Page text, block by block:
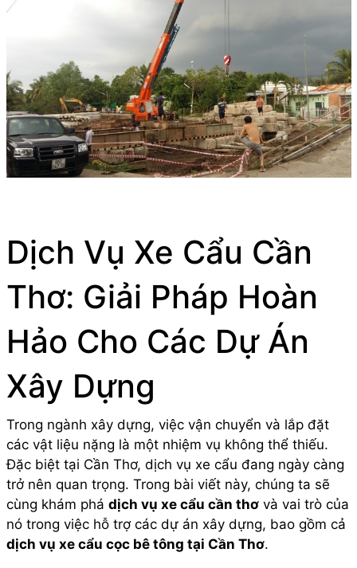
Dịch Vụ Xe Cẩu Cần
Thơ: Giải Pháp Hoàn
Hảo Cho Các Dự Án
Xây Dựng
Trong ngành xây dựng, việc vận chuyển và lắp đặt
các vật liệu nặng là một nhiệm vụ không thể thiếu.
Đặc biệt tại Cần Thơ, dịch vụ xe cẩu đang ngày càng
trở nên quan trọng. Trong bài viết này, chúng ta sẽ
cùng khám phá dịch vụ xe cẩu cần thơvà vai trò của
nó trong việc hỗ trợ các dự án xây dựng, bao gồm cả
dịch vụ xe cẩu cọc bê tông tại Cần Thơ.